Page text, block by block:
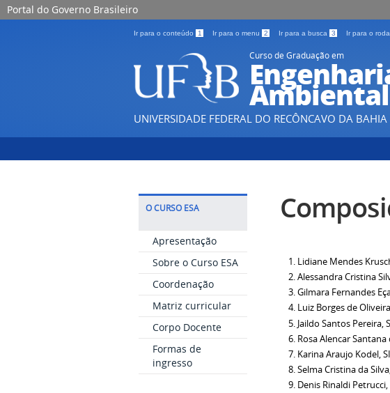
Portal do Governo Brasileiro
Ir para o conteúdo 1 Ir para o menu 2 Ir para a busca 3 Ir para o
Curso de Graduação em
Ambiental
UNIVERSIDADE FEDERAL DO RECÔNCAVO DA BAHIA
O CURSO ESA
Apresentação
Sobre o Curso ESA
Coordenação
Matriz curricular
Corpo Docente
Formas de
ingresso
Lidiane Mendes
Alessandra Cristina
Gilmara Fernandes
Luiz Borges de
Jaildo Santos Pereira,
Rosa Alencar Santana
Karina Araujo Kodel,
Selma Cristina da
Denis Rinaldi Petrucci,